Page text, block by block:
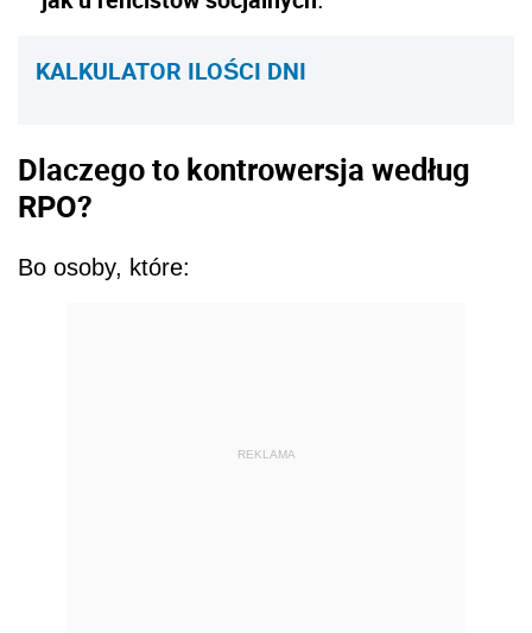
KALKULATOR ILOŚCI DNI
Dlaczego to kontrowersja według
RPO?
Bo osoby, które:
REKLAMA